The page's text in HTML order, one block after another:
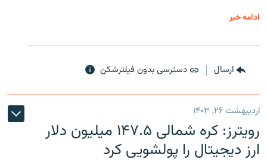
ادامه خبر
ارسال دسترسی بدون فیلترشکن
اردیبهشت ۲۶, ۱۴۰۳
رویترز: کره شمالی ۱۴۷.۵ میلیون دلار
ارز دیجیتال را پولشویی کرد